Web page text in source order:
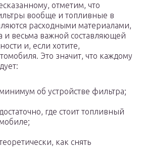
отметим, что
вообще и топливные в
расходными материалами,
и весьма важной составляющей
и, если хотите,
Это значит, что каждому
об устройстве фильтра;
где стоит топливный
как снять